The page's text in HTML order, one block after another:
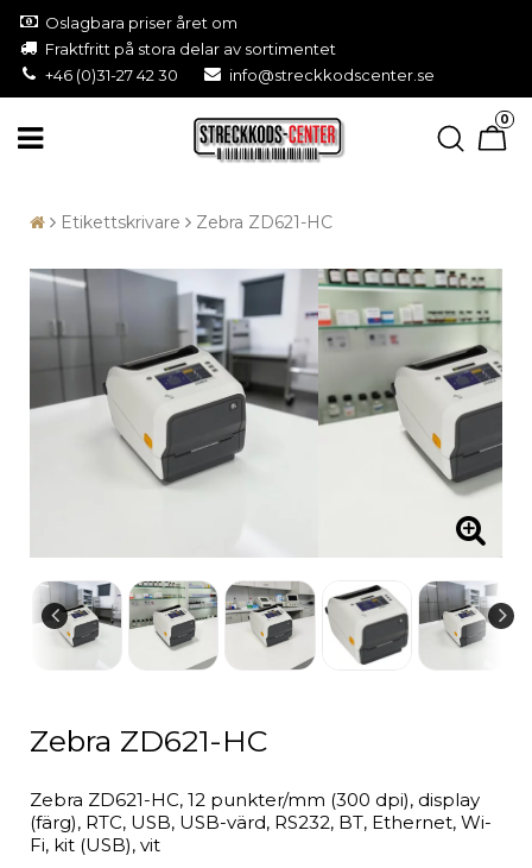
Oslagbara priser året om
Fraktfritt på stora delar av sortimentet
+46 (0)31-27 42 30
info@streckkodscenter.se
0
Etikettskrivare Zebra ZD621-HC
Zebra ZD621-HC
Zebra ZD621-HC, 12 punkter/mm (300 dpi), display
(färg), RTC, USB, USB-värd, RS232, BT, Ethernet, Wi-
Fi, kit (USB), vit